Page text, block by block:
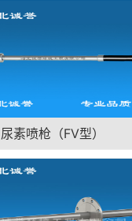
尿素喷枪（FV型）